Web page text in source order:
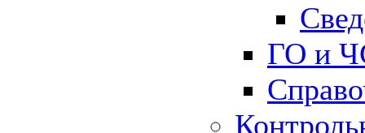
ГО и